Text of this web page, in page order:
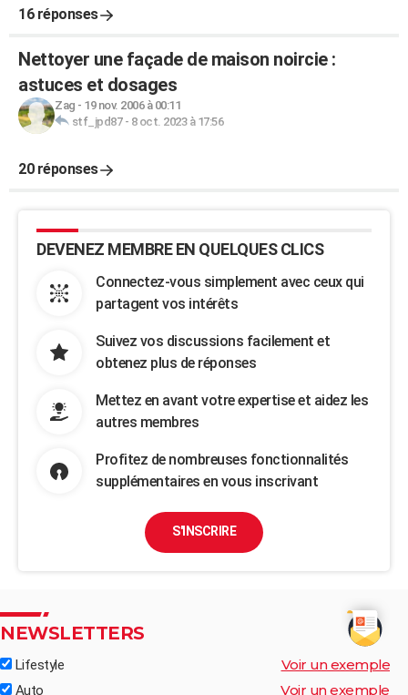
16 réponses
Nettoyer une façade de maison noircie :
astuces et dosages
Zag - 19 nov. 2006 à 00:11
stf_jpd87- 8 oct. 2023 à 17:56
20 réponses
DEVENEZ MEMBRE EN QUELQUES CLICS
Connectez-vous simplement avec ceux qui
partagent vos intérêts
Suivez vos discussions facilement et
obtenez plus de réponses
Mettez en avant votre expertise et aidez les
autres membres
Profitez de nombreuses fonctionnalités
supplémentaires en vous inscrivant
S'INSCRIRE
NEWSLETTERS
Lifestyle Voir un exemple
Auto Voir un exemple